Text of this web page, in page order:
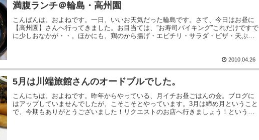
満腹ランチ＠輪島・高州園
こんばんは。およねです。一日、いいお天気だった輪島です。さて、今日はお昼に
【高州園】さんへ行ってきました。お目当ては、”お寿司バイキング”これだけですで
に少しおなかが・・。ほかにも、鶏のから揚げ・エビチリ・サラダ・ピザ・天ぷ
2010.04.26
5月は川端旅館さんのオードブルでした。
こんにちは。およねです。昨年からやっている、月イチお昼ごはんの会。ブログに
はアップしていませんでしたが、こそこそとやっています。3月は締め月ということ
で、今期もありがとうございました！リクエストのお店へ行きましょう！というこ